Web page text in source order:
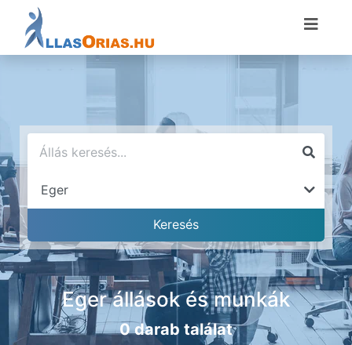
Eger állások és munkák
0 darab találat